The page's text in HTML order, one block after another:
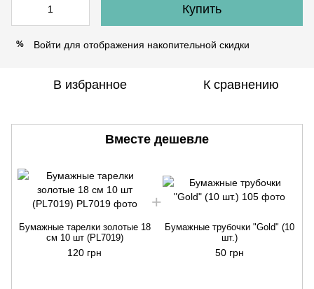
Купить
% Войти для отображения накопительной скидки
В избранное К сравнению
Вместе дешевле
Бумажные тарелки золотые 18
см 10 шт (PL7019)
120 грн
Бумажные трубочки "Gold" (10
шт.)
50 грн